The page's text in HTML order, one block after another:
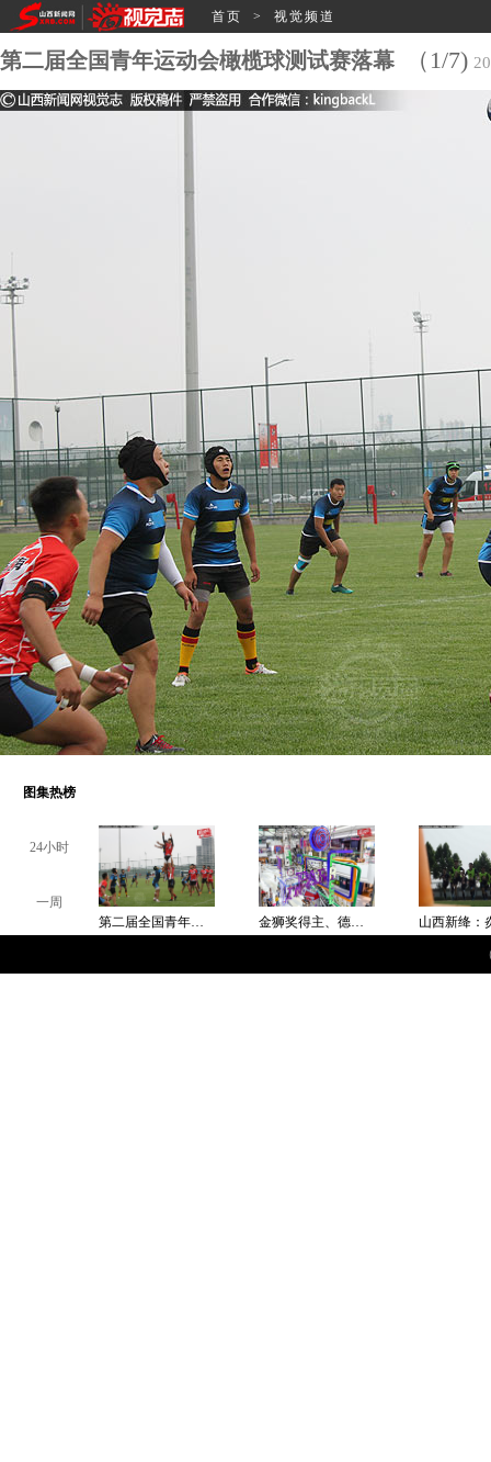
首页 > 视觉频道
第二届全国青年运动会橄榄球测试赛落幕 （1/7)
图集热榜
24小时
一周
第二届全国青年运动会橄榄球测试赛落幕
金狮奖得主、德国艺术家托比亚斯LED灯塑作品太原首展